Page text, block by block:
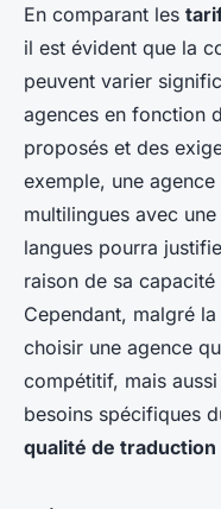
En comparant les
il est évident que la
peuvent varier
agences en fonction
proposés et des
exemple, une
multilingues avec
langues pourra
raison de sa
Cependant, malgré
choisir une agence
compétitif, mais
besoins spécifiques
qualité de traduction